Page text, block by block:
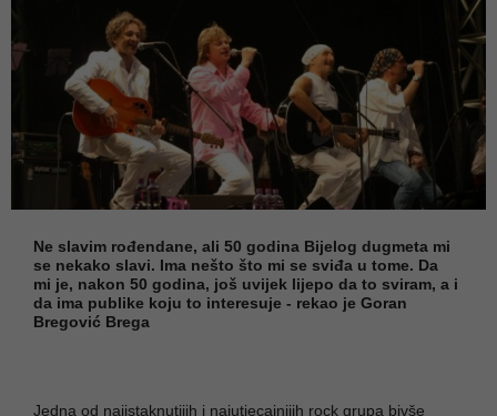
Ne slavim rođendane, ali 50 godina Bijelog dugmeta mi
se nekako slavi. Ima nešto što mi se sviđa u tome. Da
mi je, nakon 50 godina, još uvijek lijepo da to sviram, a i
da ima publike koju to interesuje - rekao je Goran
Bregović Brega
Jedna od najistaknutijih i najutjecajnijih rock grupa bivše